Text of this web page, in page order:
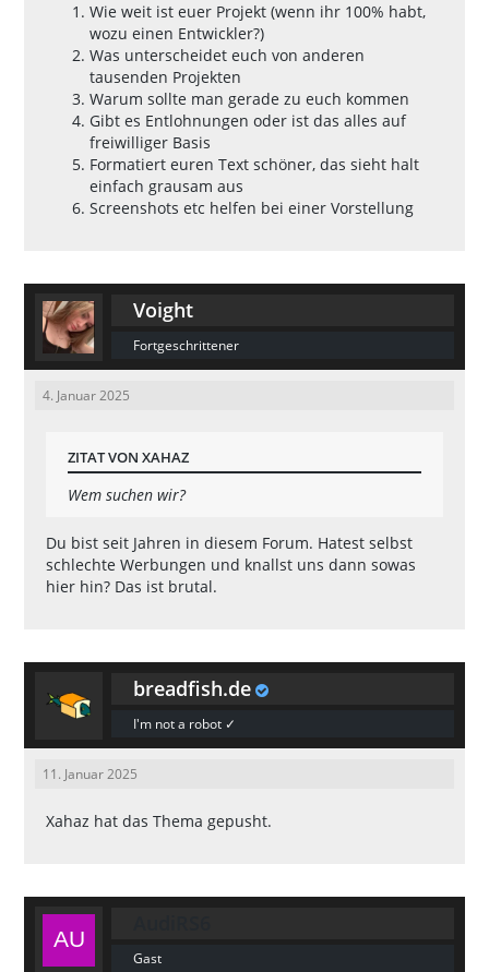
Wie weit ist euer Projekt (wenn ihr 100% habt,
wozu einen Entwickler?)
Was unterscheidet euch von anderen
tausenden Projekten
Warum sollte man gerade zu euch kommen
Gibt es Entlohnungen oder ist das alles auf
freiwilliger Basis
Formatiert euren Text schöner, das sieht halt
einfach grausam aus
Screenshots etc helfen bei einer Vorstellung
Voight
Fortgeschrittener
4. Januar 2025
ZITAT VON XAHAZ
Wem suchen wir?
Du bist seit Jahren in diesem Forum. Hatest selbst
schlechte Werbungen und knallst uns dann sowas
hier hin? Das ist brutal.
breadfish.de
I'm not a robot ✓
11. Januar 2025
Xahaz hat das Thema gepusht.
Gast